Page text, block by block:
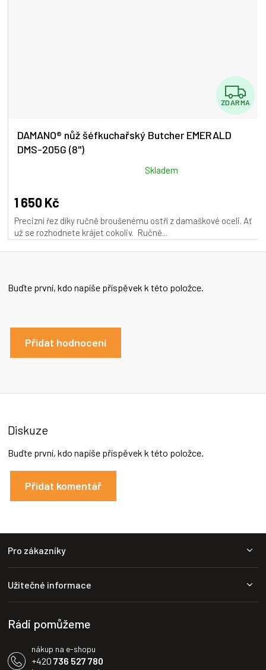
Z
D
ZDARMA
DAMANO® nůž šéfkuchařský Butcher EMERALD
DMS-205G (8")
produktu
je
5,0
z
Skladem
1 650 Kč
Precizní řez díky ručně broušenému ostří z damaškové oceli. Ať
už se rozhodnete krájet cokoliv. Ručně...
Buďte první, kdo napíše příspěvek k této položce.
Přidat hodnocení
Diskuze
Buďte první, kdo napíše příspěvek k této položce.
Přidat komentář
Pro zákazníky
Užitečné informace
Rádi pomůžeme
nákup na e-shopu
+420 736 527 780